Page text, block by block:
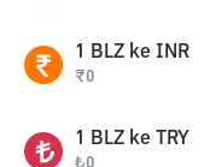
1 BLZ ke INR
₹0
1 BLZ ke TRY
₺0